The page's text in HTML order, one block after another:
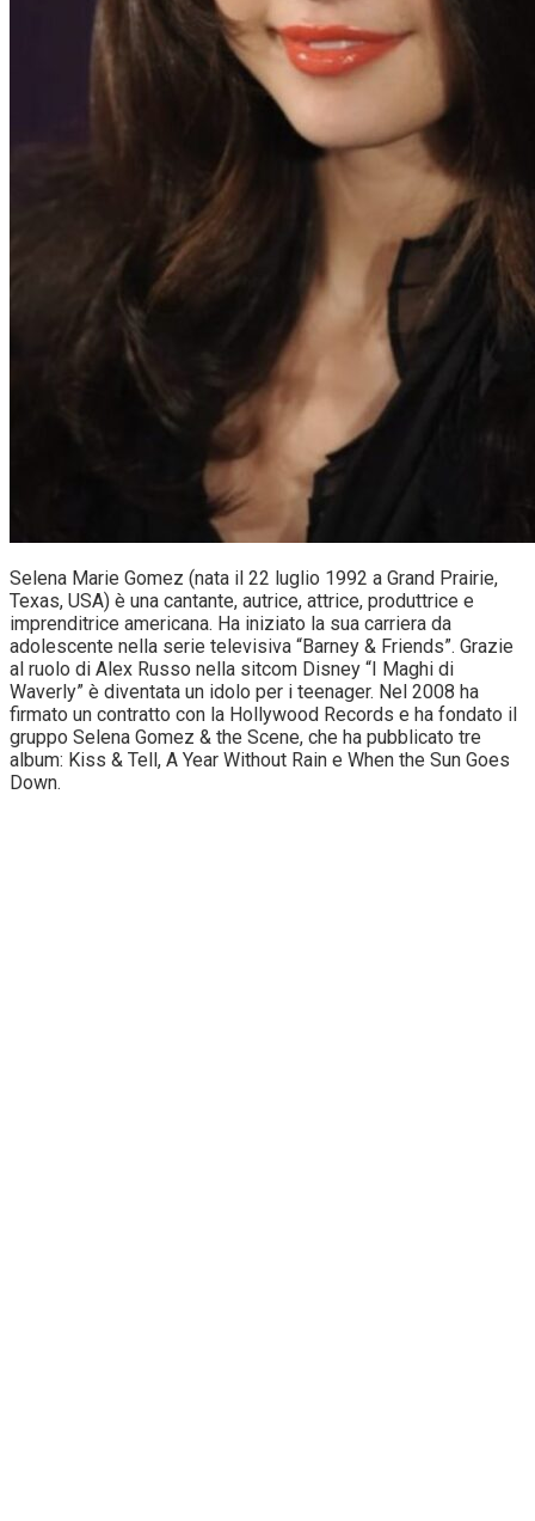
Selena Marie Gomez (nata il 22 luglio 1992 a Grand Prairie,
Texas, USA) è una cantante, autrice, attrice, produttrice e
imprenditrice americana. Ha iniziato la sua carriera da
adolescente nella serie televisiva “Barney & Friends”. Grazie
al ruolo di Alex Russo nella sitcom Disney “I Maghi di
Waverly” è diventata un idolo per i teenager. Nel 2008 ha
firmato un contratto con la Hollywood Records e ha fondato il
gruppo Selena Gomez & the Scene, che ha pubblicato tre
album: Kiss & Tell, A Year Without Rain e When the Sun Goes
Down.